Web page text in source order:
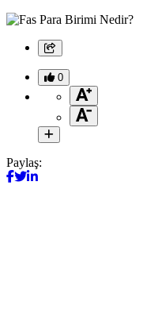
0
Paylaş: